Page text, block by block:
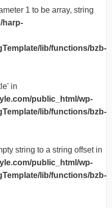
1 to be array, string
harp-
lib/functions/bzb-
in
public_html/wp-
lib/functions/bzb-
string to a string offset in
public_html/wp-
lib/functions/bzb-